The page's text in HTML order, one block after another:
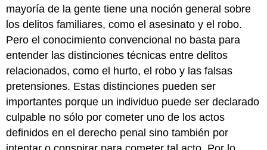
mayoría de la gente tiene una noción general sobre
los delitos familiares, como el asesinato y el robo.
Pero el conocimiento convencional no basta para
entender las distinciones técnicas entre delitos
relacionados, como el hurto, el robo y las falsas
pretensiones. Estas distinciones pueden ser
importantes porque un individuo puede ser declarado
culpable no sólo por cometer uno de los actos
definidos en el derecho penal sino también por